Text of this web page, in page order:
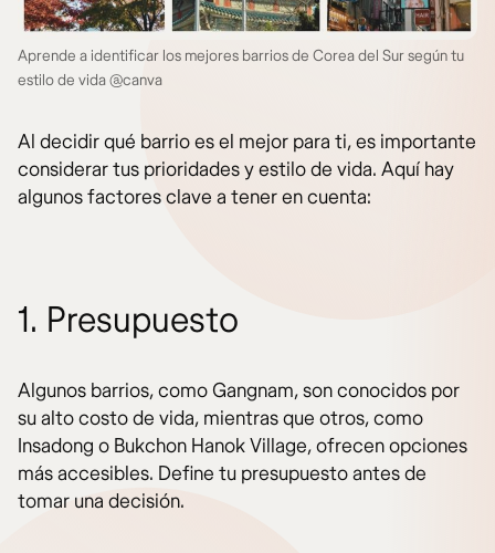
Aprende a identificar los mejores barrios de Corea del Sur según tu
estilo de vida @canva
Al decidir qué barrio es el mejor para ti, es importante
considerar tus prioridades y estilo de vida. Aquí hay
algunos factores clave a tener en cuenta:
1. Presupuesto
Algunos barrios, como Gangnam, son conocidos por
su alto costo de vida, mientras que otros, como
Insadong o Bukchon Hanok Village, ofrecen opciones
más accesibles. Define tu presupuesto antes de
tomar una decisión.